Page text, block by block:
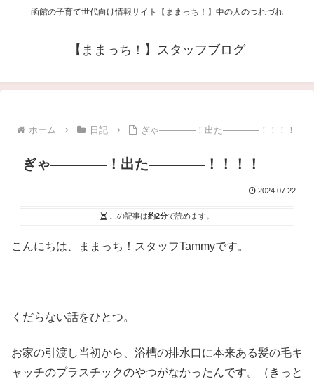
函館の子育て世代向け情報サイト【ままっち！】中の人のつれづれ
【ままっち！】スタッフブログ
ホーム 日記 ぎゃ――――！出た――――！！！！
ぎゃ――――！出た――――！！！！
2024.07.22
この記事は約2分で読めます。
こんにちは、ままっち！スタッフTammyです。
くだらない話をひとつ。
お家の引渡し当初から、浴槽の排水口に本来ある髪の毛キ
ャッチのプラスチックのやつがなかったんです。（きっと